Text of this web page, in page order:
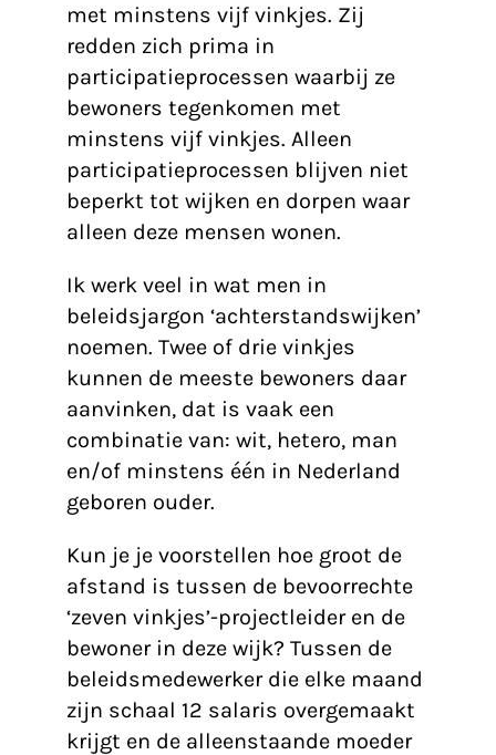
met minstens vijf vinkjes. Zij
redden zich prima in
participatieprocessen waarbij ze
bewoners tegenkomen met
minstens vijf vinkjes. Alleen
participatieprocessen blijven niet
beperkt tot wijken en dorpen waar
alleen deze mensen wonen.
Ik werk veel in wat men in
beleidsjargon ‘achterstandswijken’
noemen. Twee of drie vinkjes
kunnen de meeste bewoners daar
aanvinken, dat is vaak een
combinatie van: wit, hetero, man
en/of minstens één in Nederland
geboren ouder.
Kun je je voorstellen hoe groot de
afstand is tussen de bevoorrechte
‘zeven vinkjes’-projectleider en de
bewoner in deze wijk? Tussen de
beleidsmedewerker die elke maand
zijn schaal 12 salaris overgemaakt
krijgt en de alleenstaande moeder